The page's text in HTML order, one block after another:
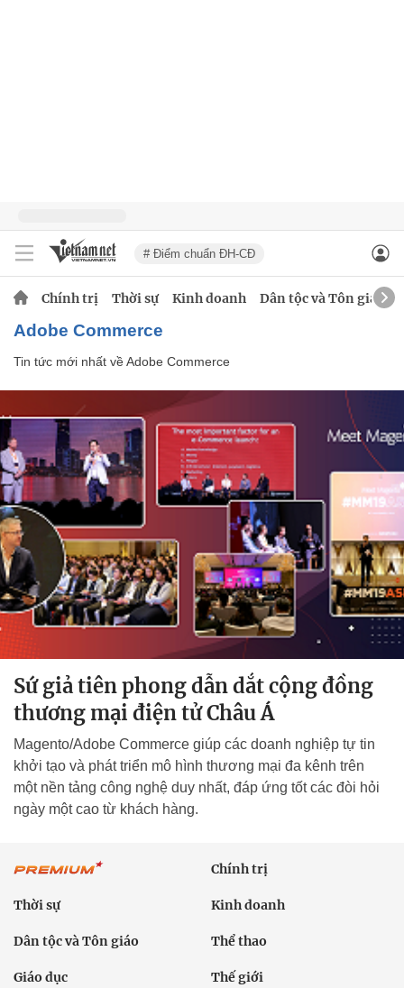
# Điểm chuẩn ĐH-CĐ
Chính trị Thời sự Kinh doanh Dân tộc và Tôn giáo
Adobe Commerce
Tin tức mới nhất vềAdobe Commerce
Sứ giả tiên phong dẫn dắt cộng đồng
thương mại điện tử Châu Á
Magento/Adobe Commerce giúp các doanh nghiệp tự tin
khởi tạo và phát triển mô hình thương mại đa kênh trên
một nền tảng công nghệ duy nhất, đáp ứng tốt các đòi hỏi
ngày một cao từ khách hàng.
Chính trị
Thời sự Kinh doanh
Dân tộc và Tôn giáo Thể thao
Giáo dục Thế giới